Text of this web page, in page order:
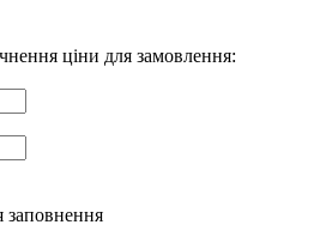
ціни для замовлення:
заповнення